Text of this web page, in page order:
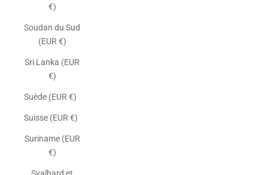
€)
Soudan du Sud
(EUR €)
Sri Lanka (EUR
€)
Suède (EUR €)
Suisse (EUR €)
Suriname (EUR
€)